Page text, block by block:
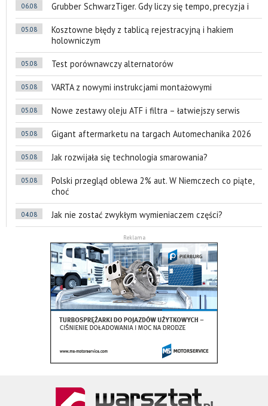
06.08 Grubber SchwarzTiger. Gdy liczy się tempo, precyzja i
05.08
Kosztowne błędy z tablicą rejestracyjną i hakiem
holowniczym
05.08 Test porównawczy alternatorów
05.08 VARTA z nowymi instrukcjami montażowymi
05.08 Nowe zestawy oleju ATF i filtra – łatwiejszy serwis
05.08 Gigant aftermarketu na targach Automechanika 2026
05.08 Jak rozwijała się technologia smarowania?
05.08
Polski przegląd oblewa 2% aut. W Niemczech co piąte,
choć
04.08 Jak nie zostać zwykłym wymieniaczem części?
Reklama